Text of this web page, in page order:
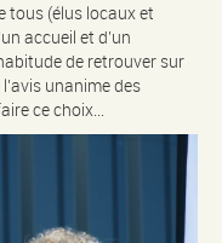
tous (élus locaux et
accueil et d’un
de retrouver sur
unanime des
ce choix…